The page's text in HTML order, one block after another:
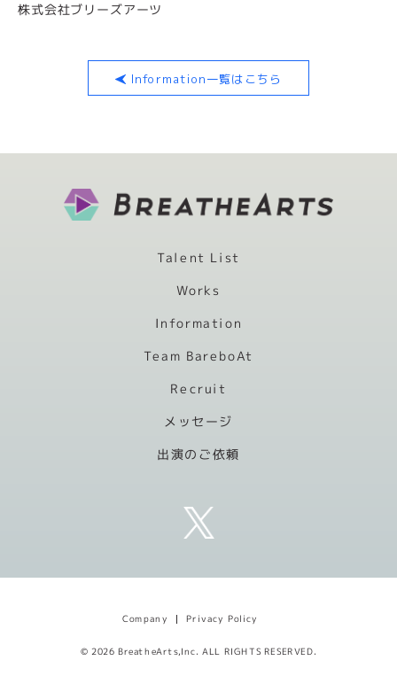
株式会社ブリーズアーツ
Information一覧はこちら
Talent List
Works
Information
Team BareboAt
Recruit
メッセージ
出演のご依頼
Company Privacy Policy
© 2026 BreatheArts,Inc. ALL RIGHTS RESERVED.